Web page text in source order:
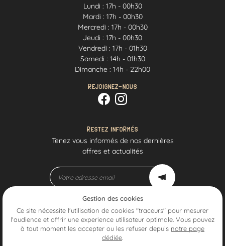
Lundi : 17h - 00h30
Mardi : 17h - 00h30
Mercredi : 17h - 00h30
Jeudi : 17h - 00h30
Vendredi : 17h - 01h30
Samedi : 14h - 01h30
Dimanche : 14h - 22h00
REJOIGNEZ-NOUS
RESTEZ INFORMÉS
Tenez vous informés de nos dernières
offres et actualités
Mentions Légales
Conditions générales d'utilisation
Politique de confidentialité
Gestion des cookies
Gestion des cookies
Ce site nécessite l'utilisation de cookies "traceurs" pour mesurer
l'audience et offrir une experience utilisateur optimale. Vous pouvez
à tout moment les accepter ou les refuser depuis notre page
dédiée